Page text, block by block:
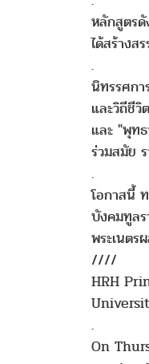
หลักสูตร
ได้สร้าง
.
นิทรรศก
และวิถีชี
และ "พุท
ร่วมสมัย
.
โอกาสนี้
บังคมทูล
พระเนต
////
HRH
.
On